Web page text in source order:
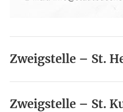
Zweigstelle – St.
Zweigstelle – St.